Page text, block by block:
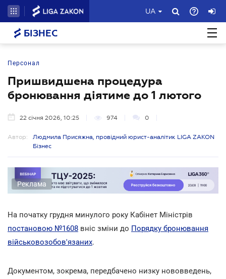
UA
БІЗНЕС
Персонал
Пришвидшена процедура
бронювання діятиме до 1 лютого
22 січня 2026, 10:25 974 0
Автор:
Людмила Присяжна, провідний юрист-аналітик LIGA ZAKON
Бізнес
Реклама
На початку грудня минулого року Кабінет Міністрів
постановою №1608 вніс зміни до Порядку бронювання
військовозобов'язаних.
Документом, зокрема, передбачено низку нововведень,